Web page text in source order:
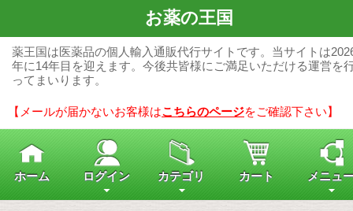
お薬の王国
薬王国は医薬品の個人輸入通販代行サイトです。当サイトは
年に14年目を迎えます。今後共皆様にご満足いただける運営を
ってまいります。
【メールが届かないお客様はこちらのページをご確認下さい】
ホーム ログイン カテゴリ カート メニュ